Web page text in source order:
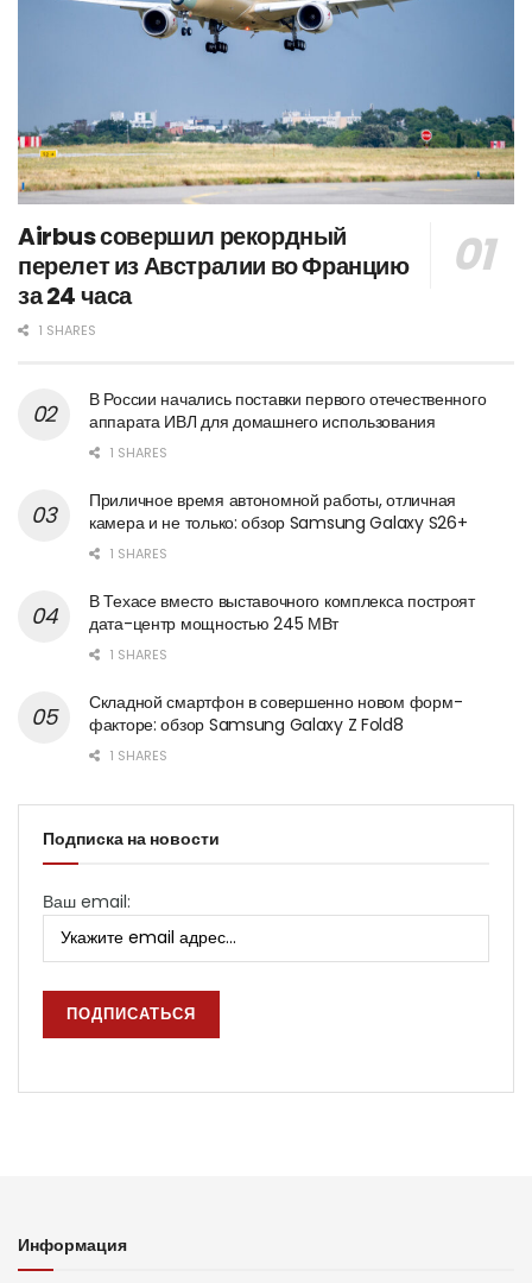
Airbus совершил рекордный
перелет из Австралии во Францию
за 24 часа
1 SHARES
В России начались поставки первого отечественного
аппарата ИВЛ для домашнего использования
1 SHARES
Приличное время автономной работы, отличная
камера и не только: обзор Samsung Galaxy S26+
1 SHARES
В Техасе вместо выставочного комплекса построят
дата-центр мощностью 245 МВт
1 SHARES
Складной смартфон в совершенно новом форм-
факторе: обзор Samsung Galaxy Z Fold8
1 SHARES
Подписка на новости
Ваш email:
Информация